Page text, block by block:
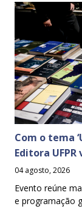
Com o tema
Editora
04 agosto, 2026
Evento reúne
e programação